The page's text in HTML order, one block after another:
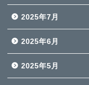
2025年7月
2025年6月
2025年5月